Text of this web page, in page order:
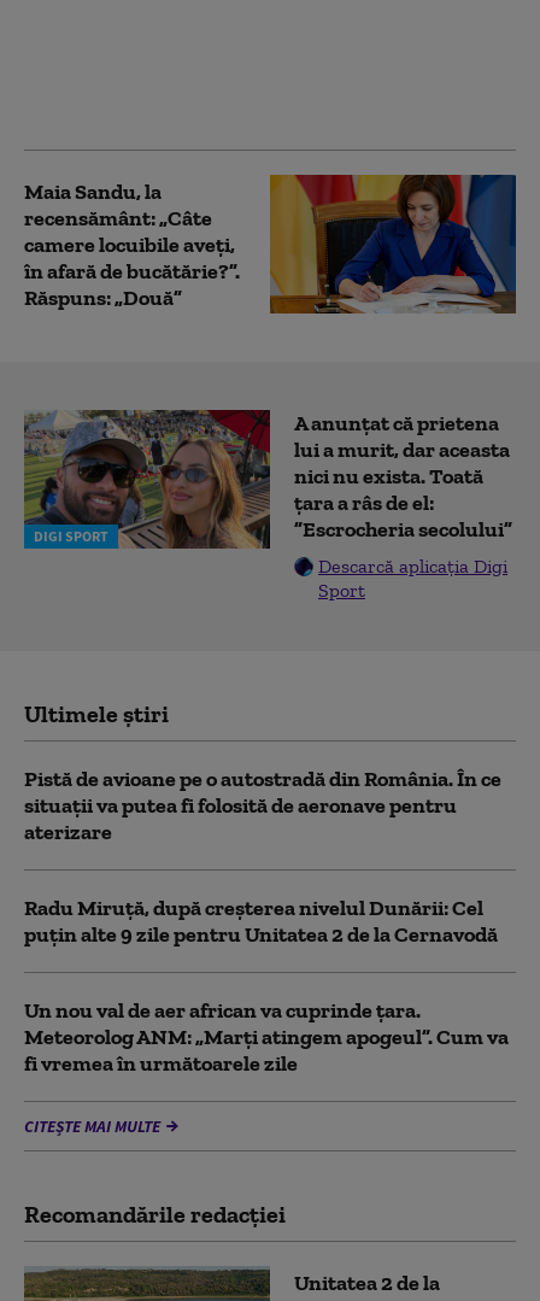
Maia Sandu, la
recensământ: „Câte
camere locuibile aveți,
în afară de bucătărie?”.
Răspuns: „Două”
DIGI SPORT
A anunțat că prietena
lui a murit, dar aceasta
nici nu exista. Toată
țara a râs de el:
”Escrocheria secolului”
Descarcă aplicația Digi
Sport
Ultimele știri
Pistă de avioane pe o autostradă din România. În ce
situații va putea fi folosită de aeronave pentru
aterizare
Radu Miruță, după creșterea nivelul Dunării: Cel
puțin alte 9 zile pentru Unitatea 2 de la Cernavodă
Un nou val de aer african va cuprinde țara.
Meteorolog ANM: „Marți atingem apogeul”. Cum va
fi vremea în următoarele zile
CITEȘTE MAI MULTE
Recomandările redacţiei
Unitatea 2 de la